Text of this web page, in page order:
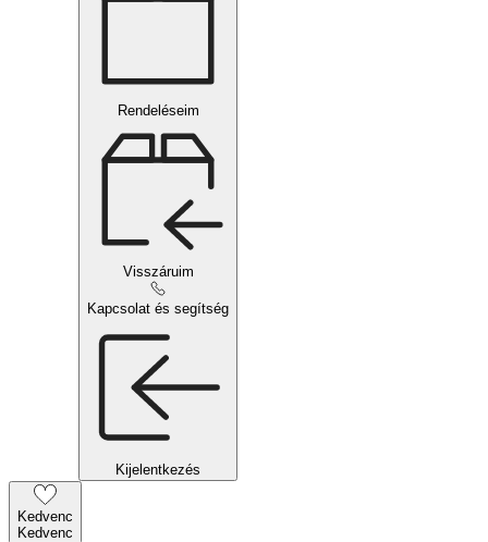
Rendeléseim
Visszáruim
Kapcsolat és segítség
Kijelentkezés
Kedvenc
Kedvenc